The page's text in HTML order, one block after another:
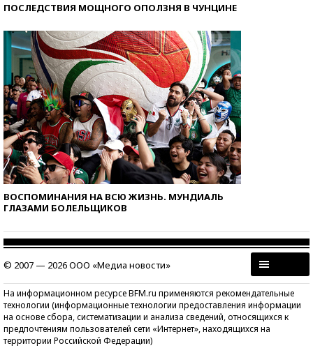
ПОСЛЕДСТВИЯ МОЩНОГО ОПОЛЗНЯ В ЧУНЦИНЕ
ВОСПОМИНАНИЯ НА ВСЮ ЖИЗНЬ. МУНДИАЛЬ
ГЛАЗАМИ БОЛЕЛЬЩИКОВ
© 2007 — 2026 ООО «Медиа новости»
На информационном ресурсе BFM.ru применяются рекомендательные
технологии (информационные технологии предоставления информации
на основе сбора, систематизации и анализа сведений, относящихся к
предпочтениям пользователей сети «Интернет», находящихся на
территории Российской Федерации)